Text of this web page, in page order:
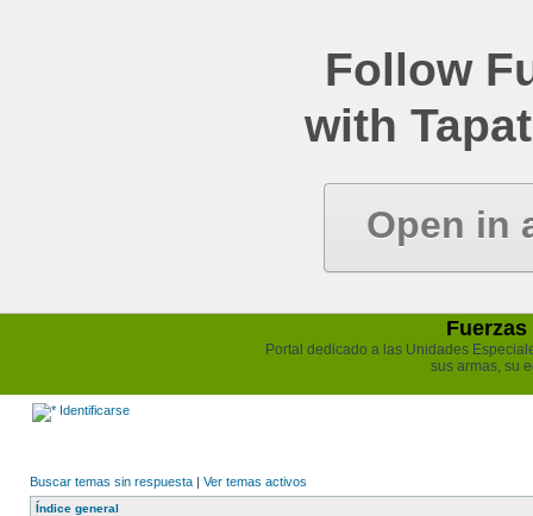
Follow
with
Open in
Portal dedicado a las Unidades
sus armas, su
Identificarse
Buscar temas sin respuesta | Ver temas activos
Índice general